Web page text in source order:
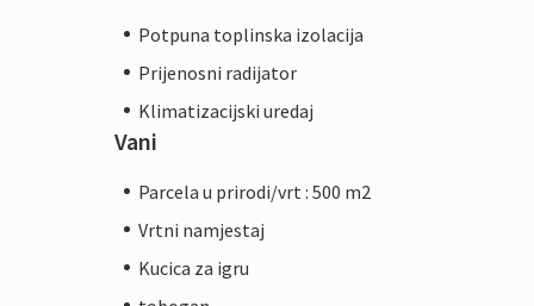
Potpuna toplinska izolacija
Prijenosni radijator
Klimatizacijski uredaj
Vani
Parcela u prirodi/vrt : 500 m2
Vrtni namjestaj
Kucica za igru